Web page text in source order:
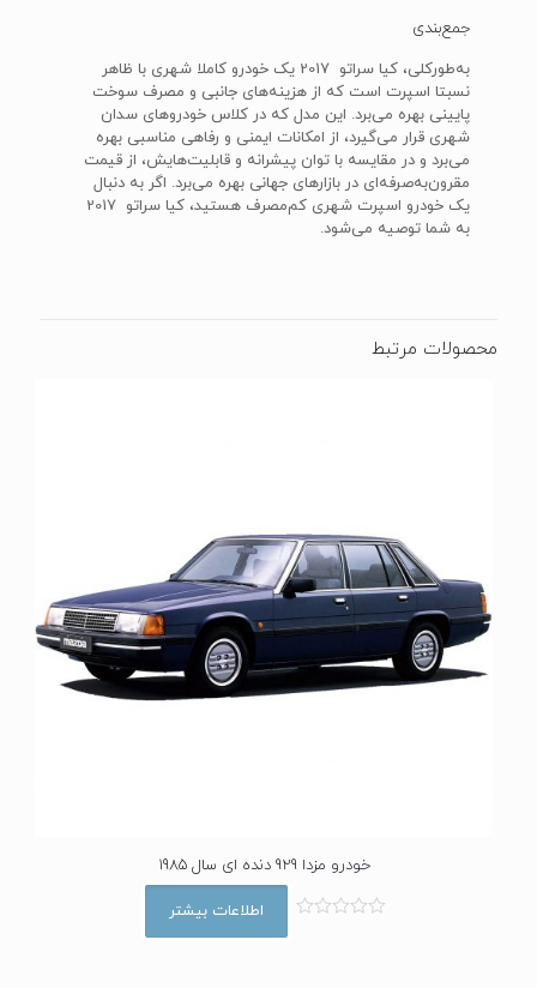
جمع‌بندی
به‌طورکلی، کیا سراتو 2017 یک خودرو کاملا شهری با ظاهر
نسبتا اسپرت است که از هزینه‌های جانبی و مصرف سوخت
پایینی بهره می‌برد. این مدل که در کلاس خودرو‌های سدان
شهری قرار می‌گیرد، از امکانات ایمنی و رفاهی مناسبی بهره
می‌برد و در مقایسه با توان پیشرانه و قابلیت‌هایش، از قیمت
مقرون‌به‌صرفه‌ای در بازا‌ر‌های جهانی بهره می‌برد. اگر به دنبال
یک خودرو اسپرت شهری کم‌مصرف هستید، کیا سراتو 2017
به شما توصیه می‌شود.
محصولات مرتبط
خودرو مزدا 929 دنده ای سال 1985
اطلاعات بیشتر